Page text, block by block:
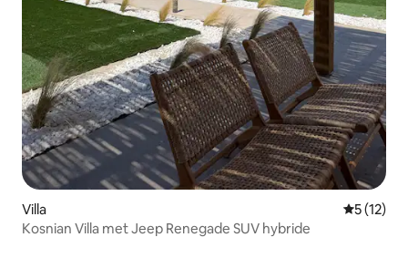
Villa
5 (12)
Kosnian Villa met Jeep Renegade SUV hybride